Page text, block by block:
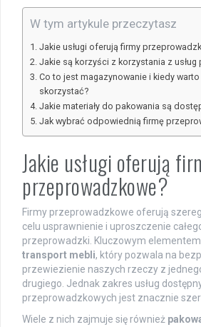
W tym artykule przeczytasz
Jakie usługi oferują firmy
Jakie są korzyści z korzystania z usług
Co to jest magazynowanie i kiedy
skorzystać?
Jakie materiały do pakowania są
Jak wybrać odpowiednią firmę
Jakie usługi oferują
przeprowadzkowe?
Firmy przeprowadzkowe oferują
celu usprawnienie i uproszczenie
przeprowadzki. Kluczowym
transport mebli, który pozwala na
przewiezienie naszych rzeczy z
drugiego. Jednak zakres usług
przeprowadzkowych jest znacznie
Wiele z nich zajmuje się również